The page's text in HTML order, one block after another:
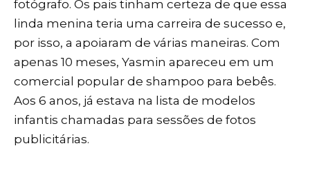
fotógrafo. Os pais tinham certeza de que essa
linda menina teria uma carreira de sucesso e,
por isso, a apoiaram de várias maneiras. Com
apenas 10 meses, Yasmin apareceu em um
comercial popular de shampoo para bebês.
Aos 6 anos, já estava na lista de modelos
infantis chamadas para sessões de fotos
publicitárias.